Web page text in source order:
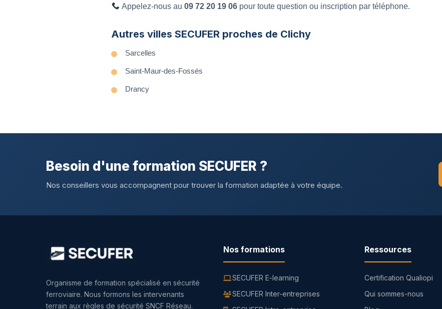
Appelez-nous au 09 72 20 19 06pour toute question ou inscription par téléphone.
Autres villes SECUFER proches de Clichy
Sarcelles
Saint-Maur-des-Fossés
Drancy
Besoin d'une formation SECUFER ?
Nos conseillers vous accompagnent pour trouver la formation adaptée à votre équipe.
Organisme de formation spécialisé en sécurité
ferroviaire. Nous formons les intervenants
terrain aux règles de sécurité SNCF Réseau.
Nos formations
SECUFER E-learning
SECUFER Inter-entreprises
Ressources
Certification Qualiopi
Qui sommes-nous